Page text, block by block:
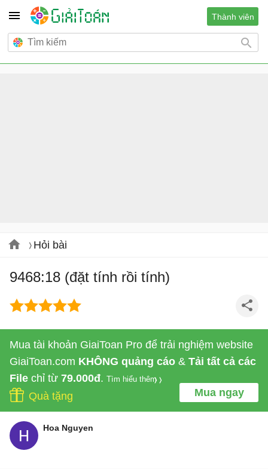
Thành viên
Hỏi bài
9468:18 (đặt tính rồi tính)
Mua tài khoản GiaiToan Pro để trải nghiệm website
GiaiToan.com KHÔNG quảng cáo & Tải tất cả các
File chỉ từ 79.000đ. Tìm hiểu thêm
Mua ngay
Quà tặng
Hoa Nguyen